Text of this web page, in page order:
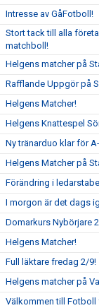
Intresse av GåFotboll!
Stort tack till alla
matchboll!
Helgens matcher på
Rafflande Uppgör på
Helgens Matcher!
Helgens Knattespel
Ny tränarduo klar för
Helgens Matcher på
Förändring i
I morgon är det dags
Domarkurs Nybörjare
Helgens Matcher!
Full läktare fredag 2/9!
Helgens matcher på
Välkommen till Fotboll